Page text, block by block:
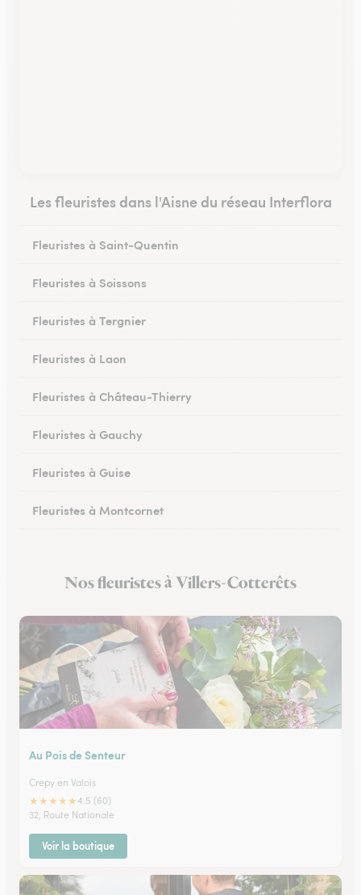
Les fleuristes dans l'Aisne du réseau Interflora
Fleuristes à Saint-Quentin
Fleuristes à Soissons
Fleuristes à Tergnier
Fleuristes à Laon
Fleuristes à Château-Thierry
Fleuristes à Gauchy
Fleuristes à Guise
Fleuristes à Montcornet
Fleuristes à Chauny
Nos fleuristes à Villers-Cotterêts
Au Pois de Senteur
Crepy en Valois
★★★★★4.5 (60)
32, Route Nationale
Voir la boutique